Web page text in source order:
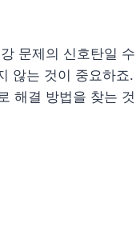
문제의 신호탄일 수
않는 것이 중요하죠.
해결 방법을 찾는 것